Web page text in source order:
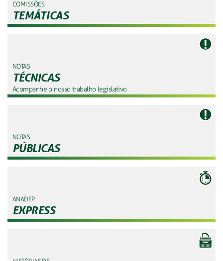
COMISSÕES
TEMÁTICAS
NOTAS
TÉCNICAS
Acompanhe o nosso trabalho legislativo
NOTAS
PÚBLICAS
ANADEP
EXPRESS